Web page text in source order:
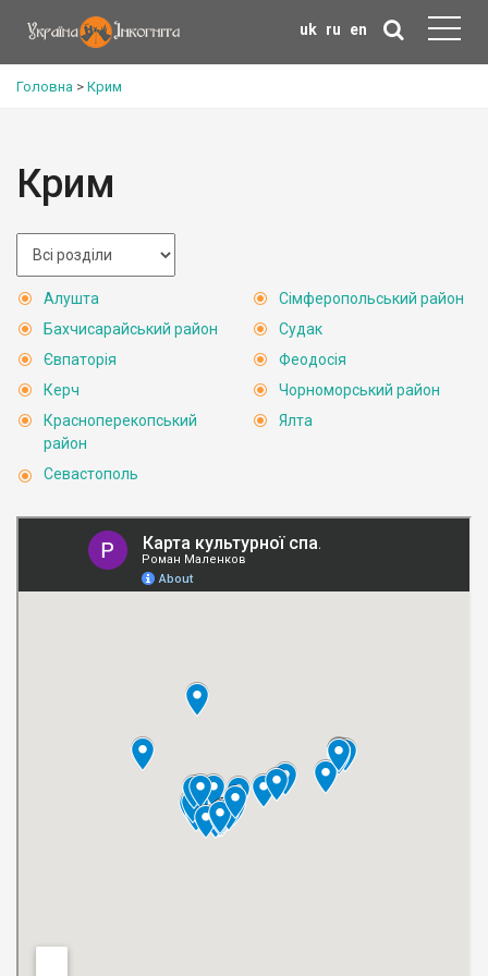
uk ru en
Головна > Крим
Крим
Алушта
Бахчисарайський район
Євпаторія
Керч
Красноперекопський
район
Севастополь
Сімферопольський район
Судак
Феодосія
Чорноморський район
Ялта